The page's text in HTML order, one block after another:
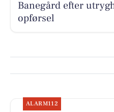
Banegård efter
opførsel
ALARM112